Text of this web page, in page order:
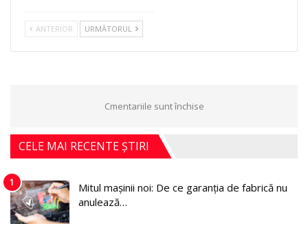
ANTERIOR URMĂTORUL
Cmentariile sunt închise
CELE MAI RECENTE ȘTIRI
1
Mitul mașinii noi: De ce garanția de fabrică nu
anulează…